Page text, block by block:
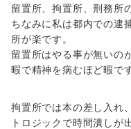
留置所、拘置所、刑務所
ちなみに私は都内での逮
所が楽です。
留置所はやる事が無いの
暇で精神を病むほど暇です
拘置所では本の差し入れ
トロジックで時間潰し